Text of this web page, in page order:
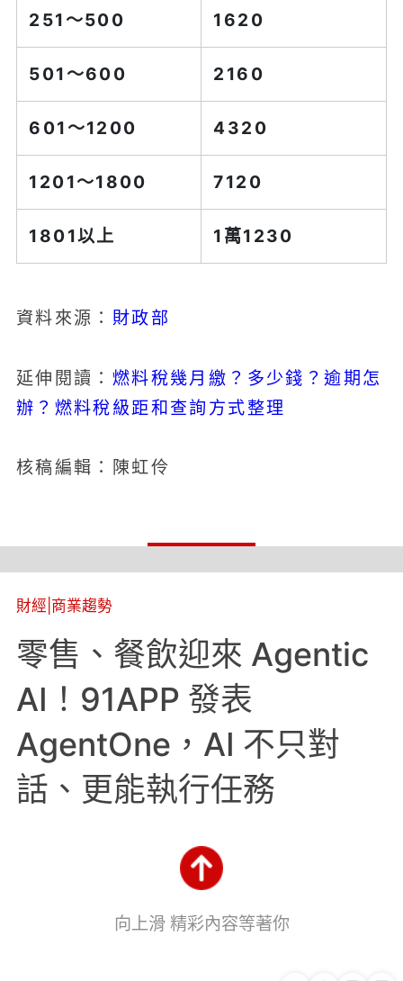
251～500 1620
501～600 2160
601～1200 4320
1201～1800 7120
1801以上 1萬1230
資料來源： 財政部
延伸閱讀： 燃料稅幾月繳？多少錢？逾期怎
辦？燃料稅級距和查詢方式整理
核稿編輯：陳虹伶
財經 商業趨勢
零售、餐飲迎來 Agentic
AI！91APP 發表
AgentOne，AI 不只對
話、更能執行任務
向上滑 精彩內容等著你